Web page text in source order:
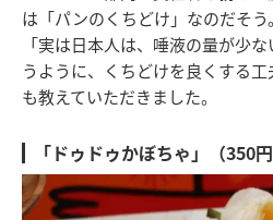
は「パンのくちどけ」なのだそう。
「実は日本人は、唾液の量が少
うように、くちどけを良くする
も教えていただきました。
「ドゥドゥかぼちゃ」（350円